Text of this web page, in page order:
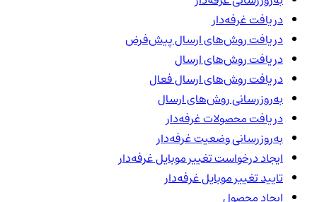
دریافت غرفه‌دار
دریافت روش‌های ارسال پیش‌فرض
دریافت روش‌های ارسال
دریافت روش‌های ارسال فعال
به‌روزرسانی روش‌های ارسال
دریافت محصولات غرفه‌دار
به‌روزرسانی وضعیت غرفه‌دار
ایجاد درخواست تغییر موبایل غرفه‌دار
تایید تغییر موبایل غرفه‌دار
ایجاد محصول